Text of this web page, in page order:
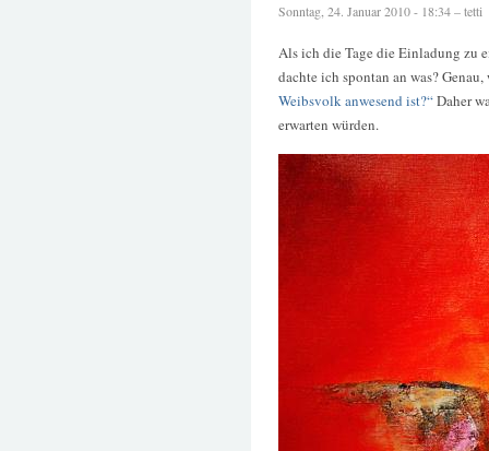
Sonntag, 24. Januar 2010 - 18:34 – tetti
Als ich die Tage die Einladung zu
dachte ich spontan an was?
Weibsvolk anwesend ist?“Daher
erwarten würden.